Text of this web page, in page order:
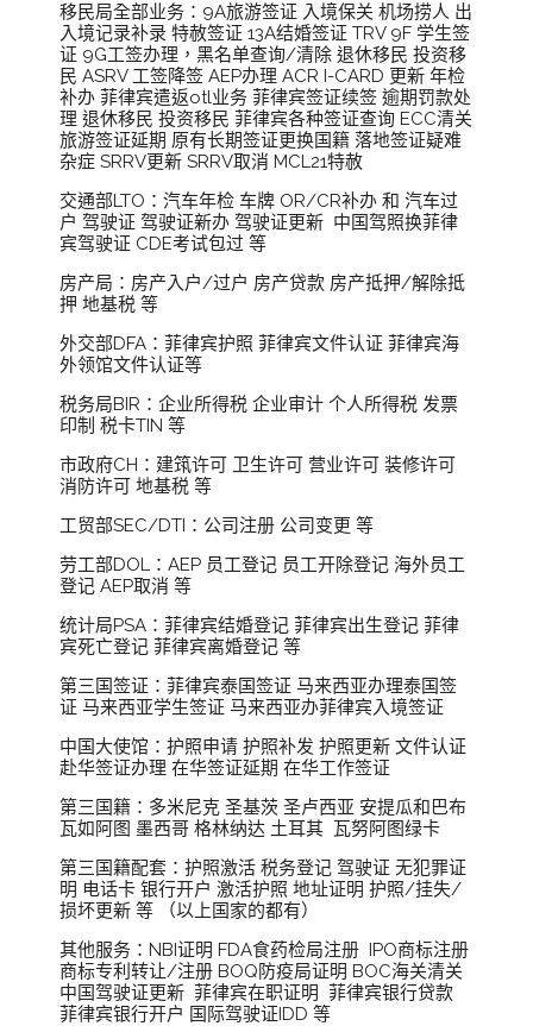
移民局全部业务：9A旅游签证 入境保关 机场捞人 出
入境记录补录 特赦签证 13A结婚签证 TRV 9F 学生签
证 9G工签办理，黑名单查询/清除 退休移民 投资移
民 ASRV 工签降签 AEP办理 ACR I-CARD 更新 年检
补办 菲律宾遣返otl业务 菲律宾签证续签 逾期罚款处
理 退休移民 投资移民 菲律宾各种签证查询 ECC清关
旅游签证延期 原有长期签证更换国籍 落地签证疑难
杂症 SRRV更新 SRRV取消 MCL21特赦
交通部LTO：汽车年检 车牌 OR/CR补办 和 汽车过
户 驾驶证 驾驶证新办 驾驶证更新 中国驾照换菲律
宾驾驶证 CDE考试包过 等
房产局：房产入户/过户 房产贷款 房产抵押/解除抵
押 地基税 等
外交部DFA：菲律宾护照 菲律宾文件认证 菲律宾海
外领馆文件认证等
税务局BIR：企业所得税 企业审计 个人所得税 发票
印制 税卡TIN 等
市政府CH：建筑许可 卫生许可 营业许可 装修许可
消防许可 地基税 等
工贸部SEC/DTI：公司注册 公司变更 等
劳工部DOL：AEP 员工登记 员工开除登记 海外员工
登记 AEP取消 等
统计局PSA：菲律宾结婚登记 菲律宾出生登记 菲律
宾死亡登记 菲律宾离婚登记 等
第三国签证：菲律宾泰国签证 马来西亚办理泰国签
证 马来西亚学生签证 马来西亚办菲律宾入境签证
中国大使馆：护照申请 护照补发 护照更新 文件认证
赴华签证办理 在华签证延期 在华工作签证
第三国籍：多米尼克 圣基茨 圣卢西亚 安提瓜和巴布
瓦如阿图 墨西哥 格林纳达 土耳其 瓦努阿图绿卡
第三国籍配套：护照激活 税务登记 驾驶证 无犯罪证
明 电话卡 银行开户 激活护照 地址证明 护照/挂失/
损坏更新 等 （以上国家的都有）
其他服务：NBI证明 FDA食药检局注册 IPO商标注册
商标专利转让/注册 BOQ防疫局证明 BOC海关清关
中国驾驶证更新 菲律宾在职证明 菲律宾银行贷款
菲律宾银行开户 国际驾驶证IDD 等